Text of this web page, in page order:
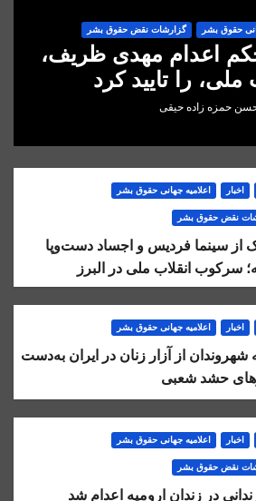
حقوق بشر گزارشات نقض حقوق بشر
اعدام مهدی ظریف،
را تایید کرد
حمزه زاده حیقی
اخبار اعلاميه جهانی حقوق بشر
نقض حقوق بشر
از سینما فردیس و اجساد دست‌وپا
سرکوب انقلاب ملی در البرز
اخبار اعلاميه جهانی حقوق بشر
شهروندان از آزار زنان در ایران به‌دست
حشد شعبی
اخبار اعلاميه جهانی حقوق بشر
نقض حقوق بشر
در زندان ارومیه اعدام شد